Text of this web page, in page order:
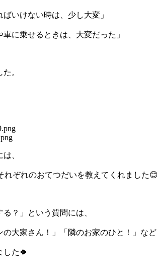
いけない時は、少し大変」
に乗せるときは、大変だった」
。
、
ぞれのおてつだいを教えてくれました
？」という質問には、
大家さん！」「隣のお家のひと！」な
した🍀